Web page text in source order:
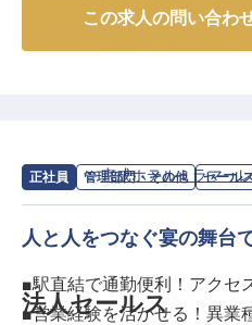
職場です。この求人の問い合わ
正社員 管理部門・その他 セール
法人セールス
求人情報：京成ホテルミラマーレ
人と人をつなぐ宴の舞台
■駅直結で通勤便利！アクセ
■営業経験を活かせる！異